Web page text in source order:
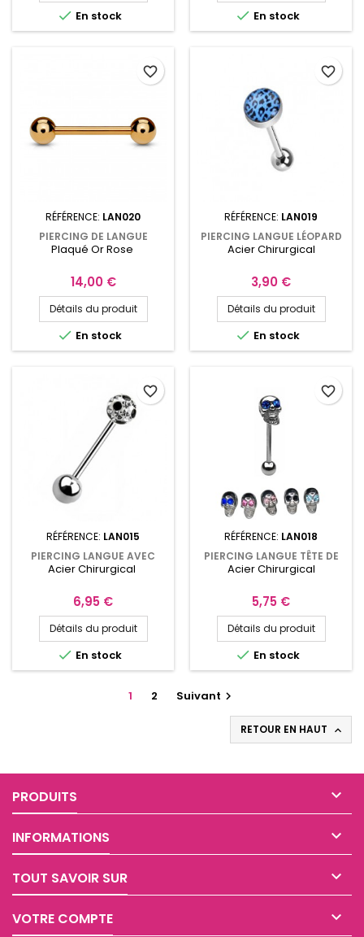
 En stock  En stock
RÉFÉRENCE: LAN020
PIERCING DE LANGUE
HALTÈRE PLAQUÉ OR ROSE
Plaqué Or Rose
Prix
14,00 €
Détails du produit
 En stock
favorite_border
RÉFÉRENCE: LAN019
PIERCING LANGUE LÉOPARD
BLEU ET NOIR
Acier Chirurgical
Prix
3,90 €
Détails du produit
 En stock
favorite_border
RÉFÉRENCE: LAN015
PIERCING LANGUE AVEC
BOULE COUVERTE DE
NOIRS
Acier Chirurgical
Prix
6,95 €
Détails du produit
 En stock
favorite_border
RÉFÉRENCE: LAN018
PIERCING LANGUE TÊTE DE
MORT AUX YEUX EN GEMMES
Acier Chirurgical
Prix
5,75 €
Détails du produit
 En stock
favorite_border
1 2 Suivant 
RETOUR EN HAUT 
PRODUITS 
INFORMATIONS 
TOUT SAVOIR SUR 
VOTRE COMPTE 